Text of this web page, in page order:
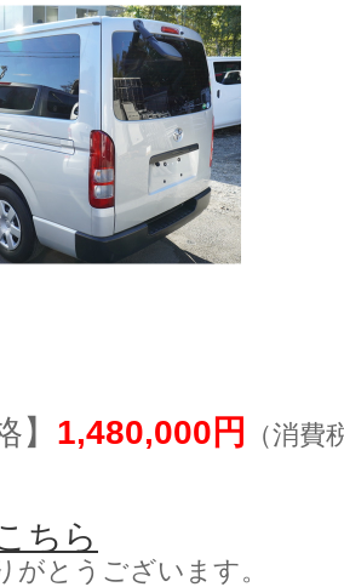
】 1,480,000円 （消費
ちら
がとうございます。